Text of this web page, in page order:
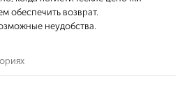
обеспечить возврат.
неудобства.